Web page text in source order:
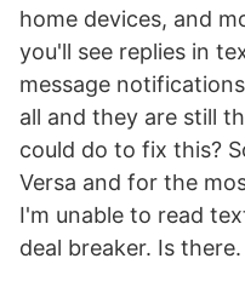
home devices, and
you'll see replies in
message
all and they are still
could do to fix this?
Versa and for the
I'm unable to read
deal breaker. Is there.